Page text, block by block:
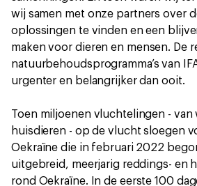
wij samen met onze partners over
oplossingen te vinden en een
maken voor dieren en mensen. De
natuurbehoudsprogramma’s van
urgenter en belangrijker dan ooit.
Toen miljoenen vluchtelingen - van
huisdieren - op de vlucht sloegen
Oekraïne die in februari 2022
uitgebreid, meerjarig reddings- en
rond Oekraïne. In de eerste 100